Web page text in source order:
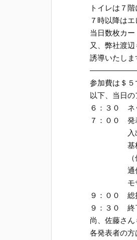
トイレは７
７時以降は
当日数枚カー
又、弊社渡
誘導いたしま
参加費は＄５
以下、当日の
６：３０ ネ
７：００ 発
入出力グ
基板グル
（休
通信グル
モザ
９：００ 総
９：３０ 終
尚、佐藤さ
各発表者の方